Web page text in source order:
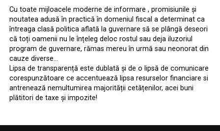
Cu toate mijloacele moderne de informare , promisiunile și
noutatea adusă în practică în domeniul fiscal a determinat ca
întreaga clasă politica aflată la guvernare să se plângă deseori
că toți oamenii nu le înțeleg deloc rostul sau deja iluzoriul
program de guvernare, rămas mereu în urmă sau neonorat din
cauze diverse…
Lipsa de transparență este dublată și de o lipsă de comunicare
corespunzătoare ce accentuează lipsa resurselor financiare si
antrenează nemultumirea majorității cetățenilor, acei buni
plătitori de taxe și impozite!